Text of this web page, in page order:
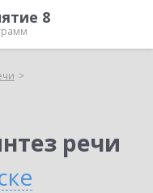
8
речи